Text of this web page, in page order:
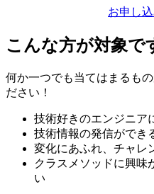
お申し
こんな方が対象で
何か一つでも当てはまるも
ださい！
技術好きのエンジニア
技術情報の発信ができ
変化にあふれ、チャレ
クラスメソッドに興味
い